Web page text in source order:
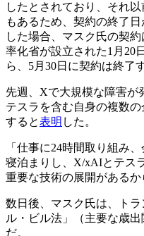
したとされており、それ
もあるため、契約の終了
した場合、マスク氏の契
率化省が設立された1月20
ら、5月30日に契約は終了
先週、Xで大規模な障害が
テスラを含む自身の複数
すると表明 した。
「仕事に24時間取り組み
寝泊まりし、X/xAIとテス
重要な技術の展開があるか
数日後、マスク氏は、ト
ル・ビル法」（主要な歳
だ。